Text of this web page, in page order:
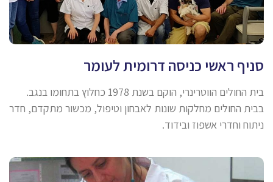
סניף ראשי כניסה דרומית לעומר
בית החולים הווטרינרי, הוקם בשנת 1978 כחלוץ בתחומו בנגב.
בבית החולים מחלקות שונות לאבחון וטיפול, מכשור מתקדם, חדר
ניתוח וחדרי אשפוז ובידוד.